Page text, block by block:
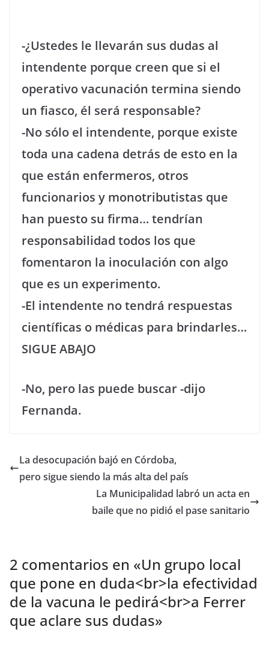
-¿Ustedes le llevarán sus dudas al
intendente porque creen que si el
operativo vacunación termina siendo
un fiasco, él será responsable?
-No sólo el intendente, porque existe
toda una cadena detrás de esto en la
que están enfermeros, otros
funcionarios y monotributistas que
han puesto su firma… tendrían
responsabilidad todos los que
fomentaron la inoculación con algo
que es un experimento.
-El intendente no tendrá respuestas
científicas o médicas para brindarles…
SIGUE ABAJO
-No, pero las puede buscar -dijo
Fernanda.
La desocupación bajó en Córdoba,
pero sigue siendo la más alta del país
La Municipalidad labró un acta en
baile que no pidió el pase sanitario
2 comentarios en «Un grupo local
que pone en duda<br>la efectividad
de la vacuna le pedirá<br>a Ferrer
que aclare sus dudas»